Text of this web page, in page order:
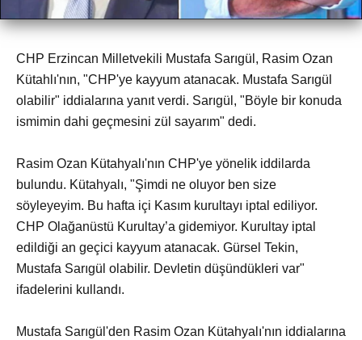
CHP Erzincan Milletvekili Mustafa Sarıgül, Rasim Ozan
Kütahlı'nın, "CHP'ye kayyum atanacak. Mustafa Sarıgül
olabilir" iddialarına yanıt verdi. Sarıgül, "Böyle bir konuda
ismimin dahi geçmesini zül sayarım" dedi.
Rasim Ozan Kütahyalı'nın CHP'ye yönelik iddilarda
bulundu. Kütahyalı, "Şimdi ne oluyor ben size
söyleyeyim. Bu hafta içi Kasım kurultayı iptal ediliyor.
CHP Olağanüstü Kurultay’a gidemiyor. Kurultay iptal
edildiği an geçici kayyum atanacak. Gürsel Tekin,
Mustafa Sarıgül olabilir. Devletin düşündükleri var"
ifadelerini kullandı.
Mustafa Sarıgül'den Rasim Ozan Kütahyalı'nın iddialarına